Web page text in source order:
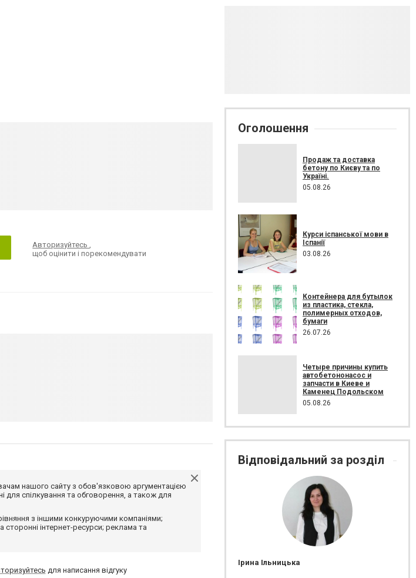
Авторизуйтесь,
щоб оцінити і порекомендувати
нашого сайту з обов'язковою аргументацією
для спілкування та обговорення, а також для
з іншими конкуруючими компаніями;
сторонні інтернет-ресурси; реклама та
для написання відгуку
Оголошення
Продаж та доставка
бетону по Києву та по
Україні.
05.08.26
Курси іспанської мови в
Іспанії
03.08.26
Контейнера для бутылок
из пластика, стекла,
полимерных отходов,
бумаги
26.07.26
Четыре причины купить
автобетононасос и
запчасти в Киеве и
Каменец Подольском
05.08.26
Відповідальний за розділ
Ірина Ільницька